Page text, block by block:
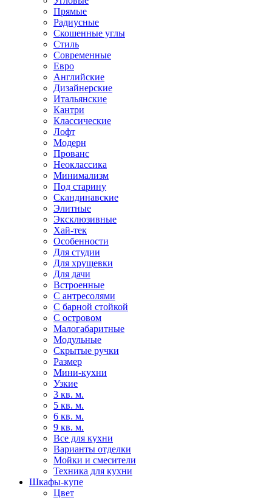
Прямые
Радиусные
Скошенные углы
Стиль
Современные
Евро
Английские
Дизайнерские
Итальянские
Кантри
Классические
Лофт
Модерн
Прованс
Неоклассика
Минимализм
Под старину
Скандинавские
Элитные
Эксклюзивные
Хай-тек
Особенности
Для студии
Для хрущевки
Для дачи
Встроенные
С антресолями
С барной стойкой
С островом
Малогабаритные
Модульные
Скрытые ручки
Размер
Мини-кухни
Узкие
3 кв. м.
5 кв. м.
6 кв. м.
9 кв. м.
Все для кухни
Варианты отделки
Мойки и смесители
Техника для кухни
Шкафы-купе
Цвет